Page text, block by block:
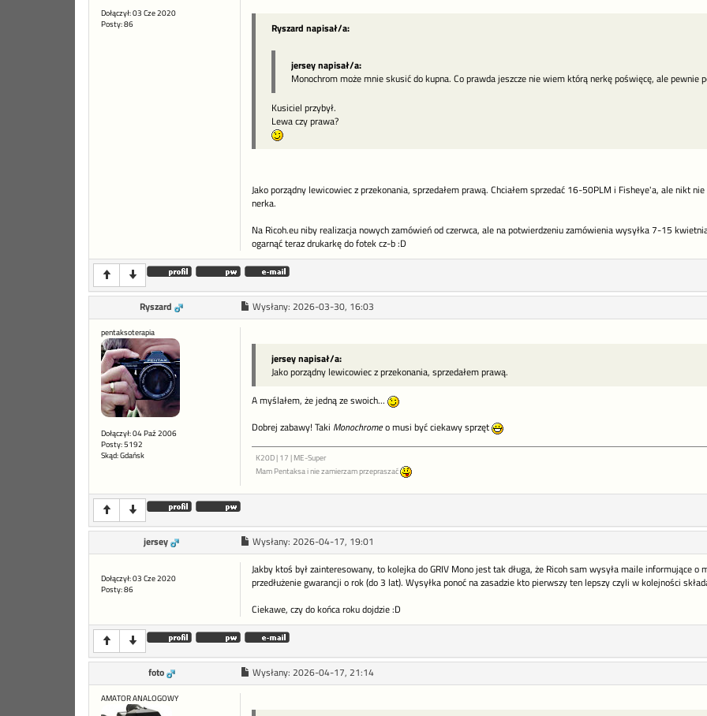
Dołączył: 03 Cze 2020
Posty: 86
Ryszard napisał/a:
jersey napisał/a:
Monochrom może mnie skusić do kupna. Co prawda jeszcze nie wiem którą nerkę poświęcę, ale pewnie
Kusiciel przybył.
Lewa czy prawa?
Jako porządny lewicowiec z przekonania, sprzedałem prawą. Chciałem sprzedać 16-50PLM i Fisheye'a, ale nikt
nerka.
Na Ricoh.eu niby realizacja nowych zamówień od czerwca, ale na potwierdzeniu zamówienia wysyłka 7-15
ogarnąć teraz drukarkę do fotek cz-b :D
Ryszard Wysłany: 2026-03-30, 16:03
pentaksoterapia
Dołączył: 04 Paź 2006
Posty: 5192
Skąd: Gdańsk
jersey napisał/a:
Jako porządny lewicowiec z przekonania, sprzedałem prawą.
A myślałem, że jedną ze swoich...
Dobrej zabawy! Taki Monochromeo musi być ciekawy sprzęt
K20D | 17 | ME-Super
Mam Pentaksa i nie zamierzam przepraszać
jersey Wysłany: 2026-04-17, 19:01
Dołączył: 03 Cze 2020
Posty: 86
Jakby ktoś był zainteresowany, to kolejka do GRIV Mono jest tak długa, że Ricoh sam wysyła maile informujące
przedłużenie gwarancji o rok (do 3 lat). Wysyłka ponoć na zasadzie kto pierwszy ten lepszy czyli w kolejności
Ciekawe, czy do końca roku dojdzie :D
foto Wysłany: 2026-04-17, 21:14
AMATOR ANALOGOWY